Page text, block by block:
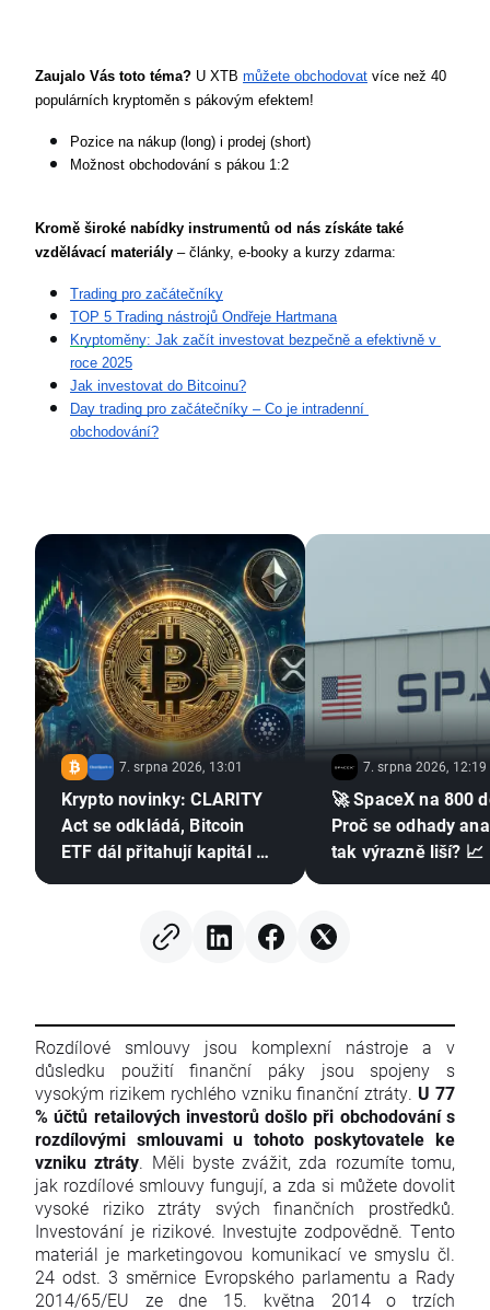
Zaujalo Vás toto téma? U XTB můžete obchodovat více než 40
populárních kryptoměn s pákovým efektem!
Pozice na nákup (long) i prodej (short)
Možnost obchodování s pákou 1:2
Kromě široké nabídky instrumentů od nás získáte také
vzdělávací materiály – články, e-booky a kurzy zdarma:
Trading pro začátečníky
TOP 5 Trading nástrojů Ondřeje Hartmana
Kryptoměny: Jak začít investovat bezpečně a efektivně v
roce 2025
Jak investovat do Bitcoinu?
Day trading pro začátečníky – Co je intradenní
obchodování?
7. srpna 2026, 13:01
Krypto novinky: CLARITY
Act se odkládá, Bitcoin
ETF dál přitahují kapitál a
7. srpna 2026, 12:19
🚀 SpaceX na 800
Proč se odhady
tak výrazně liší? 📈
Rozdílové smlouvy jsou komplexní nástroje a v
důsledku použití finanční páky jsou spojeny s
vysokým rizikem rychlého vzniku finanční ztráty. U 77
% účtů retailových investorů došlo při obchodování s
rozdílovými smlouvami u tohoto poskytovatele ke
vzniku ztráty. Měli byste zvážit, zda rozumíte tomu,
jak rozdílové smlouvy fungují, a zda si můžete dovolit
vysoké riziko ztráty svých finančních prostředků.
Investování je rizikové. Investujte zodpovědně. Tento
materiál je marketingovou komunikací ve smyslu čl.
24 odst. 3 směrnice Evropského parlamentu a Rady
2014/65/EU ze dne 15. května 2014 o trzích